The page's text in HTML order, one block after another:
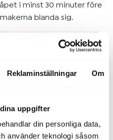
Reklaminställningar Om
uppgifter
din personliga data,
använder teknologi såsom
i minst 30 minuter före
blanda sig.